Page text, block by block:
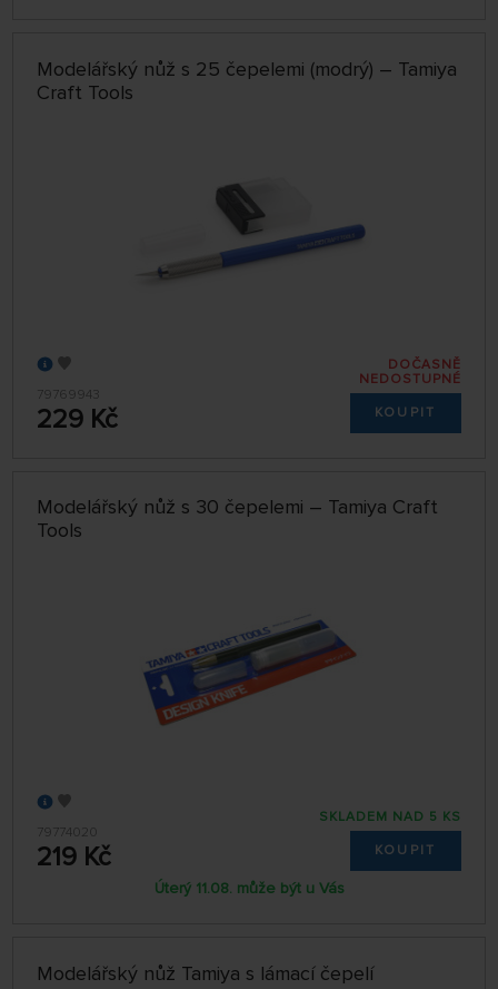
Modelářský nůž s 25 čepelemi (modrý) – Tamiya
Craft Tools
79769943
229 Kč
DOČASNĚ
NEDOSTUPNÉ
KOUPIT
Modelářský nůž s 30 čepelemi – Tamiya Craft
Tools
79774020
219 Kč
SKLADEM NAD 5 KS
KOUPIT
Úterý 11.08. může být u Vás
Modelářský nůž Tamiya s lámací čepelí